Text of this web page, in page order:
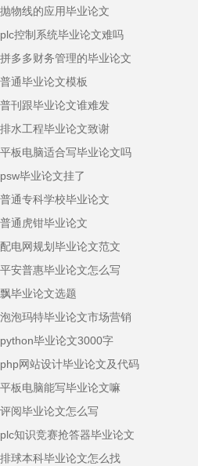
抛物线的应用毕业论文
plc控制系统毕业论文难吗
拼多多财务管理的毕业论文
普通毕业论文模板
普刊跟毕业论文谁难发
排水工程毕业论文致谢
平板电脑适合写毕业论文吗
psw毕业论文挂了
普通专科学校毕业论文
普通虎钳毕业论文
配电网规划毕业论文范文
平安普惠毕业论文怎么写
飘毕业论文选题
泡泡玛特毕业论文市场营销
python毕业论文3000字
php网站设计毕业论文及代码
平板电脑能写毕业论文嘛
评阅毕业论文怎么写
plc知识竞赛抢答器毕业论文
排球本科毕业论文怎么找